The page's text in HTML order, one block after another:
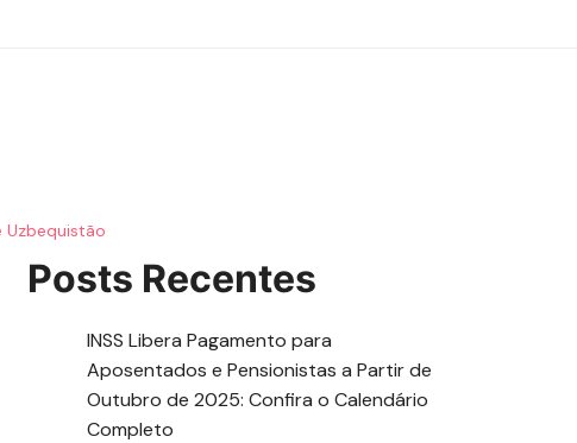
Uzbequistão
Posts Recentes
INSS Libera Pagamento para
Aposentados e Pensionistas a Partir de
Outubro de 2025: Confira o Calendário
Completo